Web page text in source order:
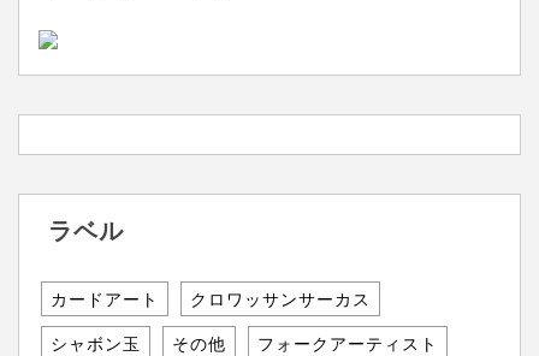
ラベル
カードアート クロワッサンサーカス
シャボン玉 その他 フォークアーティスト